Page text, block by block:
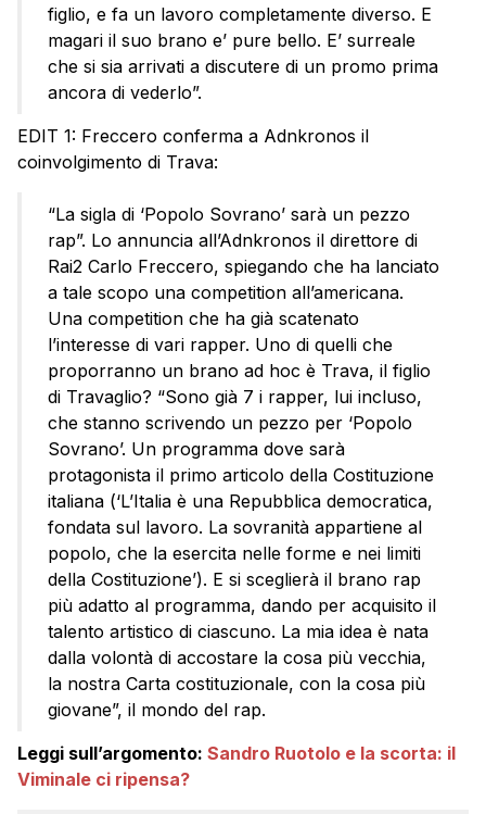
figlio, e fa un lavoro completamente diverso. E
magari il suo brano e’ pure bello. E’ surreale
che si sia arrivati a discutere di un promo prima
ancora di vederlo”.
EDIT 1: Freccero conferma a Adnkronos il
coinvolgimento di Trava:
“La sigla di ‘Popolo Sovrano’ sarà un pezzo
rap”. Lo annuncia all’Adnkronos il direttore di
Rai2 Carlo Freccero, spiegando che ha lanciato
a tale scopo una competition all’americana.
Una competition che ha già scatenato
l’interesse di vari rapper. Uno di quelli che
proporranno un brano ad hoc è Trava, il figlio
di Travaglio? “Sono già 7 i rapper, lui incluso,
che stanno scrivendo un pezzo per ‘Popolo
Sovrano’. Un programma dove sarà
protagonista il primo articolo della Costituzione
italiana (‘L’Italia è una Repubblica democratica,
fondata sul lavoro. La sovranità appartiene al
popolo, che la esercita nelle forme e nei limiti
della Costituzione’). E si sceglierà il brano rap
più adatto al programma, dando per acquisito il
talento artistico di ciascuno. La mia idea è nata
dalla volontà di accostare la cosa più vecchia,
la nostra Carta costituzionale, con la cosa più
giovane”, il mondo del rap.
Leggi sull’argomento: Sandro Ruotolo e la scorta: il
Viminale ci ripensa?